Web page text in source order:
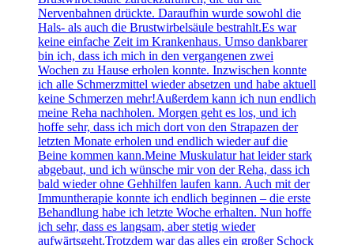
Nervenbahnen drückte. Daraufhin wurde sowohl die
Hals- als auch die Brustwirbelsäule bestrahlt.Es war
keine einfache Zeit im Krankenhaus. Umso dankbarer
bin ich, dass ich mich in den vergangenen zwei
Wochen zu Hause erholen konnte. Inzwischen konnte
ich alle Schmerzmittel wieder absetzen und habe aktuell
keine Schmerzen mehr!Außerdem kann ich nun endlich
meine Reha nachholen. Morgen geht es los, und ich
hoffe sehr, dass ich mich dort von den Strapazen der
letzten Monate erholen und endlich wieder auf die
Beine kommen kann.Meine Muskulatur hat leider stark
abgebaut, und ich wünsche mir von der Reha, dass ich
bald wieder ohne Gehhilfen laufen kann. Auch mit der
Immuntherapie konnte ich endlich beginnen – die erste
Behandlung habe ich letzte Woche erhalten. Nun hoffe
ich sehr, dass es langsam, aber stetig wieder
aufwärtsgeht.Trotzdem war das alles ein großer Schock